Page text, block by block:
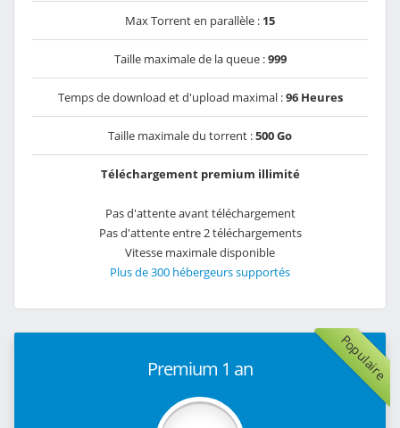
Max Torrent en parallèle : 15
Taille maximale de la queue :999
Temps de download et d'upload maximal :96 Heures
Taille maximale du torrent :500 Go
Téléchargement premium illimité
Pas d'attente avant téléchargement
Pas d'attente entre 2 téléchargements
Vitesse maximale disponible
Plus de 300 hébergeurs supportés
Populaire
Premium 1 an